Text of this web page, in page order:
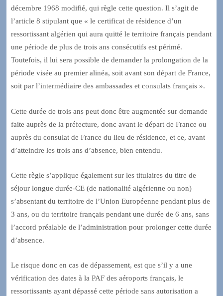
décembre 1968 modifié, qui règle cette question. Il s’agit de
l’article 8 stipulant que « le certificat de résidence d’un
ressortissant algérien qui aura quitté le territoire français pendant
une période de plus de trois ans consécutifs est périmé.
Toutefois, il lui sera possible de demander la prolongation de la
période visée au premier alinéa, soit avant son départ de France,
soit par l’intermédiaire des ambassades et consulats français ».
Cette durée de trois ans peut donc être augmentée sur demande
faite auprès de la préfecture, donc avant le départ de France ou
auprès du consulat de France du lieu de résidence, et ce, avant
d’atteindre les trois ans d’absence, bien entendu.
Cette règle s’applique également sur les titulaires du titre de
séjour longue durée-CE (de nationalité algérienne ou non)
s’absentant du territoire de l’Union Européenne pendant plus de
3 ans, ou du territoire français pendant une durée de 6 ans, sans
l’accord préalable de l’administration pour prolonger cette durée
d’absence.
Le risque donc en cas de dépassement, est que s’il y a une
vérification des dates à la PAF des aéroports français, le
ressortissants ayant dépassé cette période sans autorisation a